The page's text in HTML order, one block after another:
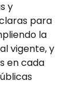
y
para
la
vigente, y
en cada